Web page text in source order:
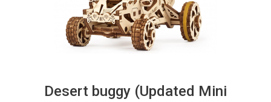
Desert buggy (Updated Mini